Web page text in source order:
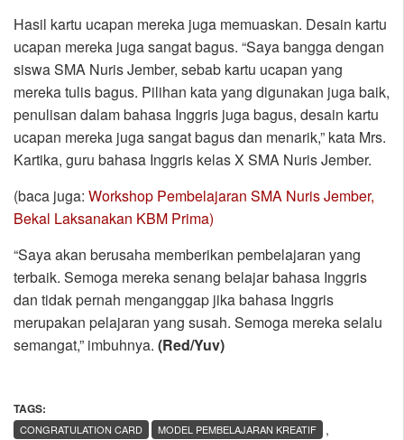
Hasil kartu ucapan mereka juga memuaskan. Desain kartu
ucapan mereka juga sangat bagus. “Saya bangga dengan
siswa SMA Nuris Jember, sebab kartu ucapan yang
mereka tulis bagus. Pilihan kata yang digunakan juga baik,
penulisan dalam bahasa Inggris juga bagus, desain kartu
ucapan mereka juga sangat bagus dan menarik,” kata Mrs.
Kartika, guru bahasa Inggris kelas X SMA Nuris Jember.
(baca juga: Workshop Pembelajaran SMA Nuris Jember,
Bekal Laksanakan KBM Prima)
“Saya akan berusaha memberikan pembelajaran yang
terbaik. Semoga mereka senang belajar bahasa Inggris
dan tidak pernah menganggap jika bahasa Inggris
merupakan pelajaran yang susah. Semoga mereka selalu
semangat,” imbuhnya. (Red/Yuv)
TAGS:
,
CONGRATULATION CARD
MODEL PEMBELAJARAN KREATIF